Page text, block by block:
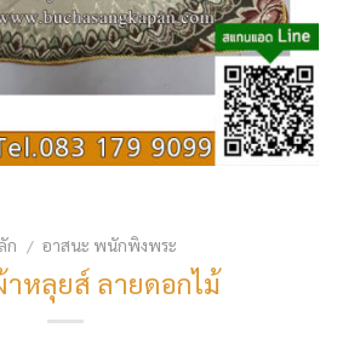
ก / อาสนะ พนักพิงพระ
หลุยส์ ลายดอกไม้